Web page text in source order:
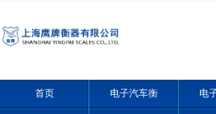
首页 电子汽车衡 电